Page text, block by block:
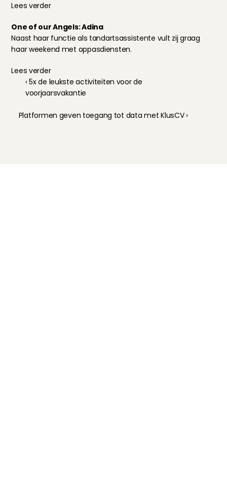
Lees verder
One of our Angels: Adina
Naast haar functie als tandartsassistente vult zij graag
haar weekend met oppasdiensten.
Lees verder
‹ 5x de leukste activiteiten voor de
voorjaarsvakantie
Platformen geven toegang tot data met KlusCV ›